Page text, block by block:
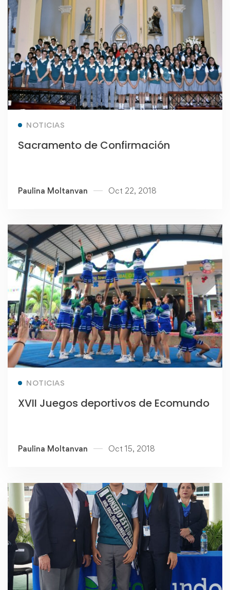
NOTICIAS
Sacramento de Confirmación
Paulina Moltanvan Oct 22, 2018
NOTICIAS
XVII Juegos deportivos de Ecomundo
Paulina Moltanvan Oct 15, 2018